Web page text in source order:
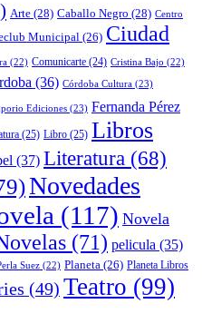
Arte (28) Caballo Negro (28) Centro
Municipal (26) Ciudad
(22) Comunicarte (24) Cristina Bajo (22)
(36) Córdoba Cultura (23)
Ediciones (23) Fernanda Pérez
(25) Libro (25) Libros
(37) Literatura (68)
Novedades
(117) Novela
(71) pelicula (35)
Suez (22) Planeta (26) Planeta Libros
(49) Teatro (99)